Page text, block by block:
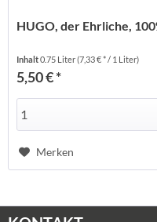
HUGO, der Ehrliche,
Inhalt0.75 Liter(7,33 € * / 1 Liter)
5,50 € *
Merken